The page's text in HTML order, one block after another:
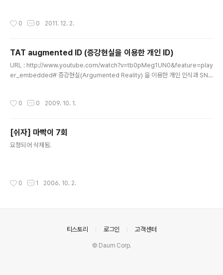
0 0 2011. 12. 2.
TAT augmented ID (증강현실을 이용한 개인 ID)
URL : http://www.youtube.com/watch?v=tb0pMeg1UN0&feature=play
er_embedded# 증강현실(Argumented Reality) 을 이용한 개인 인식과 SNS
0 0 2009. 10. 1.
[쉬자] 마빡이 7회
요청되어 삭제됨.
0 1 2006. 10. 2.
티스토리 로그인 고객센터
© Daum Corp.